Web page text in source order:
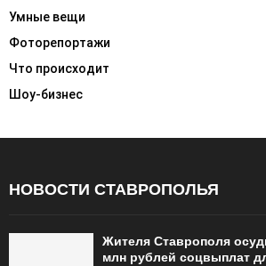
Умные вещи
Фоторепортажи
Что происходит
Шоу-бизнес
НОВОСТИ СТАВРОПОЛЬЯ
Жителя Ставрополя
млн рублей соцвыплат